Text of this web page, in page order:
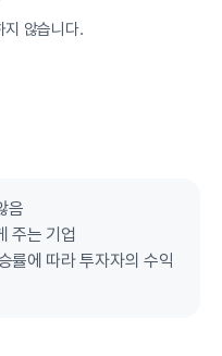
지 않습니다.
음
주는 기업
률에 따라 투자자의 수익